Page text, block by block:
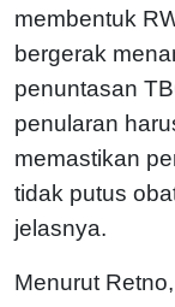
membentuk
bergerak
penuntasan
penularan
memastikan
tidak putus
jelasnya.
Menurut